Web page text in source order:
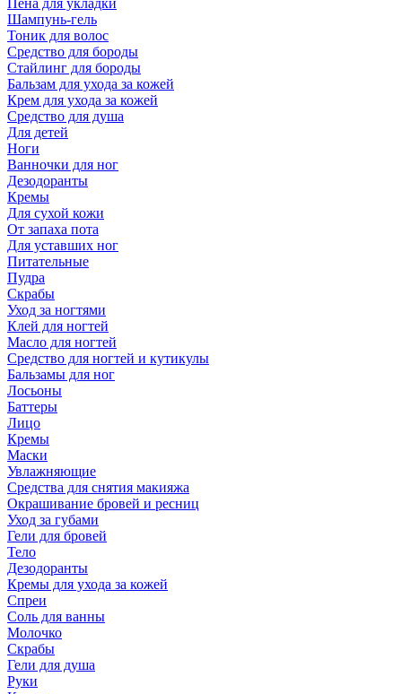
Пена для укладки
Шампунь-гель
Тоник для волос
Средство для бороды
Стайлинг для бороды
Бальзам для ухода за кожей
Крем для ухода за кожей
Средство для душа
Для детей
Ноги
Ванночки для ног
Дезодоранты
Кремы
Для сухой кожи
От запаха пота
Для уставших ног
Питательные
Пудра
Скрабы
Уход за ногтями
Клей для ногтей
Масло для ногтей
Средство для ногтей и кутикулы
Бальзамы для ног
Лосьоны
Баттеры
Лицо
Кремы
Маски
Увлажняющие
Средства для снятия макияжа
Окрашивание бровей и ресниц
Уход за губами
Гели для бровей
Тело
Дезодоранты
Кремы для ухода за кожей
Спреи
Соль для ванны
Молочко
Скрабы
Гели для душа
Руки